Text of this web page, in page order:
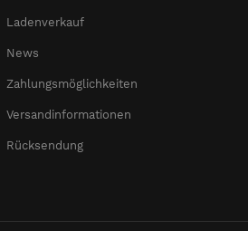
Ladenverkauf
News
Zahlungsmöglichkeiten
Versandinformationen
Rücksendung